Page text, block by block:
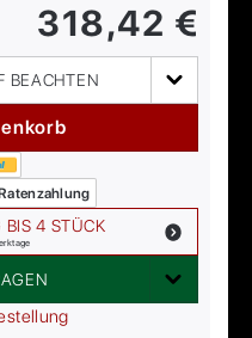
318,42 €
BEACHTEN
BIS 4 STÜCK